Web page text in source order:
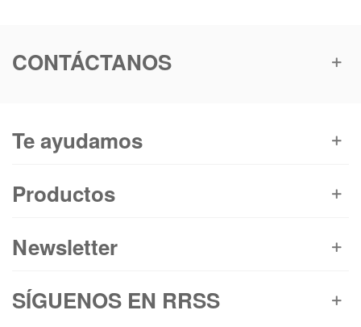
CONTÁCTANOS
Te ayudamos
Productos
Newsletter
SÍGUENOS EN RRSS